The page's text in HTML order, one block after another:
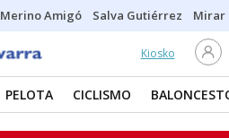
Merino Amigó Salva Gutiérrez Mirar
Kiosko
PELOTA CICLISMO